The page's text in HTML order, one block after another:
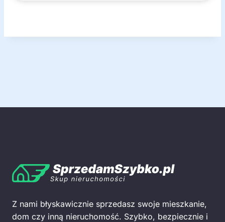
Z nami błyskawicznie sprzedasz swoje mieszkanie,
dom czy inną nieruchomość. Szybko, bezpiecznie i